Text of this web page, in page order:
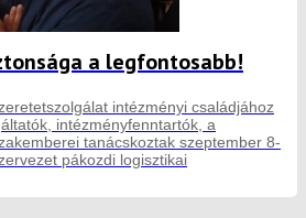
a legfontosabb!
intézményi családjához
intézményfenntartók, a
tanácskoztak szeptember 8-
pákozdi logisztikai